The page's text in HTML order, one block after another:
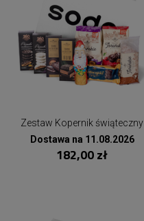
Zestaw Kopernik świąteczny
Dostawa na 11.08.2026
182,00 zł